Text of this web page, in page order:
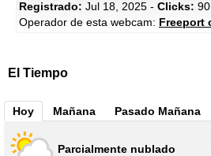
Registrado: Jul 18, 2025 - Clicks:
Operador de esta webcam: Freeport
El Tiempo
Hoy Mañana Pasado Mañana
Parcialmente nublado